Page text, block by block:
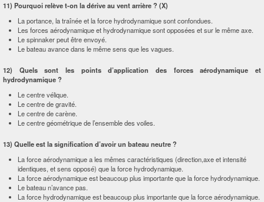
11) Pourquoi relève t-on la dérive au vent arrière ? (X)
La portance, la traînée et la force hydrodynamique sont confondues.
Les forces aérodynamique et hydrodynamique sont opposées et sur le même axe.
Le spinnaker peut être envoyé.
Le bateau avance dans le même sens que les vagues.
12) Quels sont les points d’application des forces aérodynamique et
hydrodynamique ?
Le centre vélique.
Le centre de gravité.
Le centre de carène.
Le centre géométrique de l’ensemble des voiles.
13) Quelle est la signification d’avoir un bateau neutre ?
La force aérodynamique a les mêmes caractéristiques (direction,axe et intensité
identiques, et sens opposé) que la force hydrodynamique.
La force aérodynamique est beaucoup plus importante que la force hydrodynamique.
Le bateau n’avance pas.
La force hydrodynamique est beaucoup plus importante que la force aérodynamique.